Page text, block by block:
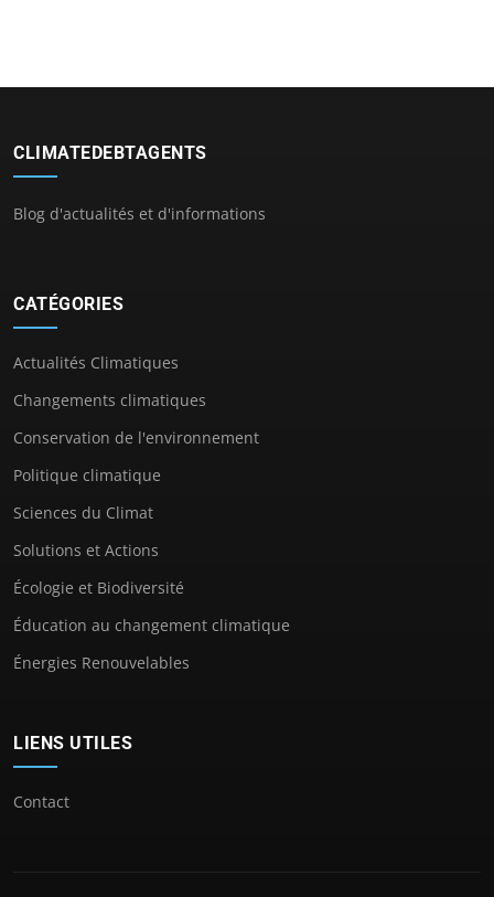
CLIMATEDEBTAGENTS
Blog d'actualités et d'informations
CATÉGORIES
Actualités Climatiques
Changements climatiques
Conservation de l'environnement
Politique climatique
Sciences du Climat
Solutions et Actions
Écologie et Biodiversité
Éducation au changement climatique
Énergies Renouvelables
LIENS UTILES
Contact